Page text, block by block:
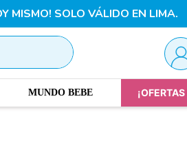
MISMO! SOLO VÁLIDO EN LIMA.
MUNDO BEBE